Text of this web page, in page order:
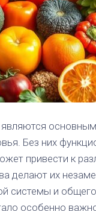
Без них
привести к
делают их
системы и
особенно